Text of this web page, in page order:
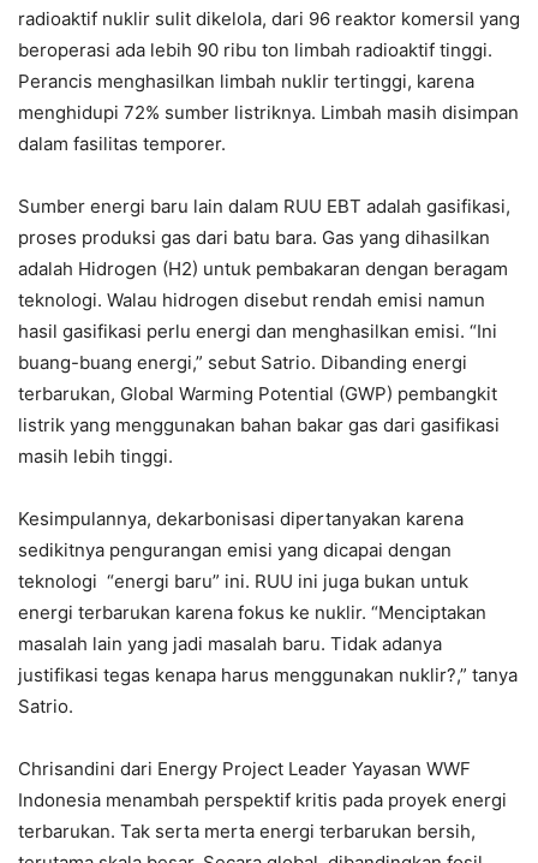
radioaktif nuklir sulit dikelola, dari 96 reaktor komersil yang
beroperasi ada lebih 90 ribu ton limbah radioaktif tinggi.
Perancis menghasilkan limbah nuklir tertinggi, karena
menghidupi 72% sumber listriknya. Limbah masih disimpan
dalam fasilitas temporer.
Sumber energi baru lain dalam RUU EBT adalah gasifikasi,
proses produksi gas dari batu bara. Gas yang dihasilkan
adalah Hidrogen (H2) untuk pembakaran dengan beragam
teknologi. Walau hidrogen disebut rendah emisi namun
hasil gasifikasi perlu energi dan menghasilkan emisi. “Ini
buang-buang energi,” sebut Satrio. Dibanding energi
terbarukan, Global Warming Potential (GWP) pembangkit
listrik yang menggunakan bahan bakar gas dari gasifikasi
masih lebih tinggi.
Kesimpulannya, dekarbonisasi dipertanyakan karena
sedikitnya pengurangan emisi yang dicapai dengan
teknologi “energi baru” ini. RUU ini juga bukan untuk
energi terbarukan karena fokus ke nuklir. “Menciptakan
masalah lain yang jadi masalah baru. Tidak adanya
justifikasi tegas kenapa harus menggunakan nuklir?,” tanya
Satrio.
Chrisandini dari Energy Project Leader Yayasan WWF
Indonesia menambah perspektif kritis pada proyek energi
terbarukan. Tak serta merta energi terbarukan bersih,